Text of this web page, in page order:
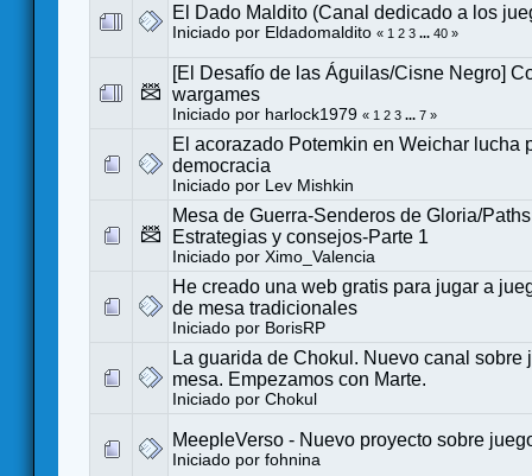
El Dado Maldito (Canal dedicado a los
Iniciado por Eldadomaldito « 1 2 3 ... 40 »
[El Desafío de las Águilas/Cisne Negro]
wargames
Iniciado por harlock1979 « 1 2 3 ... 7 »
El acorazado Potemkin en Weichar lucha
democracia
Iniciado por Lev Mishkin
Mesa de Guerra-Senderos de Gloria/
Estrategias y consejos-Parte 1
Iniciado por Ximo_Valencia
He creado una web gratis para jugar a
de mesa tradicionales
Iniciado por BorisRP
La guarida de Chokul. Nuevo canal sobre
mesa. Empezamos con Marte.
Iniciado por Chokul
MeepleVerso - Nuevo proyecto sobre
Iniciado por fohnina